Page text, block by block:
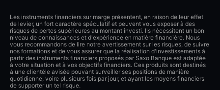
Les instruments financiers sur marge présentent, en raison de leur effet
de levier, un fort caractère spéculatif et peuvent vous exposer à des
risques de pertes supérieures au montant investi. Ils nécessitent un bon
niveau de connaissances et d'expérience en matière financière. Nous
vous recommandons de lire notre avertissement sur les risques, de suivre
nos formations et de vous assurer que la réalisation d'investissements à
partir des instruments financiers proposés par Saxo Banque est adaptée
à votre situation et à vos objectifs financiers. Ces produits sont destinés
à une clientèle avisée pouvant surveiller ses positions de manière
quotidienne, voire plusieurs fois par jour, et ayant les moyens financiers
de supporter un tel risque.